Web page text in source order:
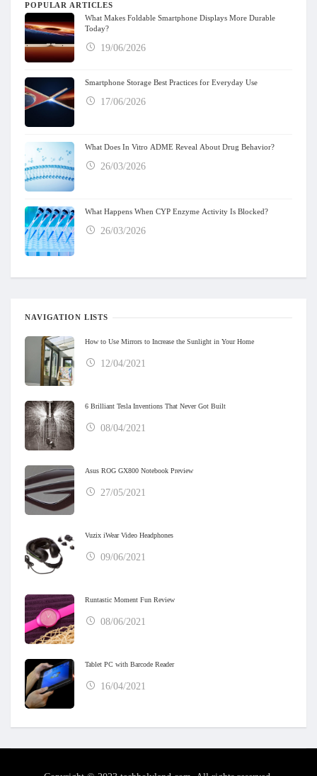
POPULAR ARTICLES
What Makes Foldable Smartphone Displays More Durable
Today?
19/06/2026
Smartphone Storage Best Practices for Everyday Use
17/06/2026
What Does In Vitro ADME Reveal About Drug Behavior?
26/03/2026
What Happens When CYP Enzyme Activity Is Blocked?
26/03/2026
NAVIGATION LISTS
How to Use Mirrors to Increase the Sunlight in Your Home
12/04/2021
6 Brilliant Tesla Inventions That Never Got Built
08/04/2021
Asus ROG GX800 Notebook Preview
27/05/2021
Vuzix iWear Video Headphones
09/06/2021
Runtastic Moment Fun Review
08/06/2021
Tablet PC with Barcode Reader
16/04/2021